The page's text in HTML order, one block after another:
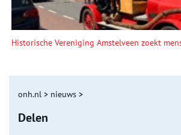
Historische Vereniging Amstelveen zoekt
onh.nl > nieuws >
Delen